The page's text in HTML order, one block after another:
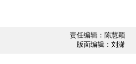
责任编辑：陈慧颖
版面编辑：刘潇